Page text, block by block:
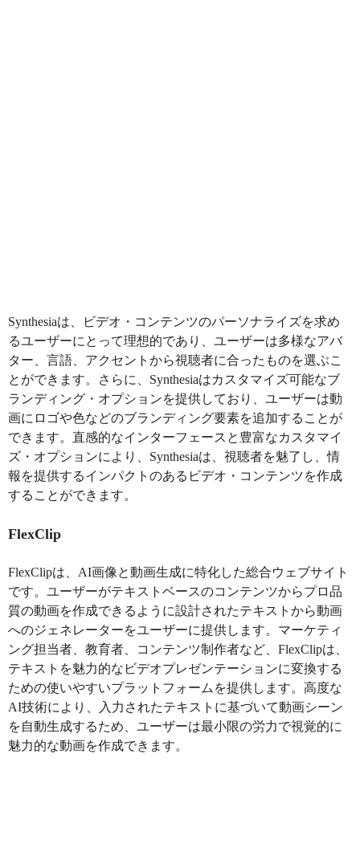
Synthesiaは、ビデオ・コンテンツのパーソナライズを求め
るユーザーにとって理想的であり、ユーザーは多様なアバ
ター、言語、アクセントから視聴者に合ったものを選ぶこ
とができます。さらに、Synthesiaはカスタマイズ可能なブ
ランディング・オプションを提供しており、ユーザーは動
画にロゴや色などのブランディング要素を追加することが
できます。直感的なインターフェースと豊富なカスタマイ
ズ・オプションにより、Synthesiaは、視聴者を魅了し、情
報を提供するインパクトのあるビデオ・コンテンツを作成
することができます。
FlexClip
FlexClipは、AI画像と動画生成に特化した総合ウェブサイト
です。ユーザーがテキストベースのコンテンツからプロ品
質の動画を作成できるように設計されたテキストから動画
へのジェネレーターをユーザーに提供します。マーケティ
ング担当者、教育者、コンテンツ制作者など、FlexClipは、
テキストを魅力的なビデオプレゼンテーションに変換する
ための使いやすいプラットフォームを提供します。高度な
AI技術により、入力されたテキストに基づいて動画シーン
を自動生成するため、ユーザーは最小限の労力で視覚的に
魅力的な動画を作成できます。